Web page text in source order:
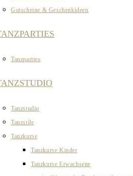
Gutscheine & Geschenkideen
Tanzparties
Tanzstudio
Tanzstile
Tanzkurse
Tanzkurse Kinder
Tanzkurse Erwachsene